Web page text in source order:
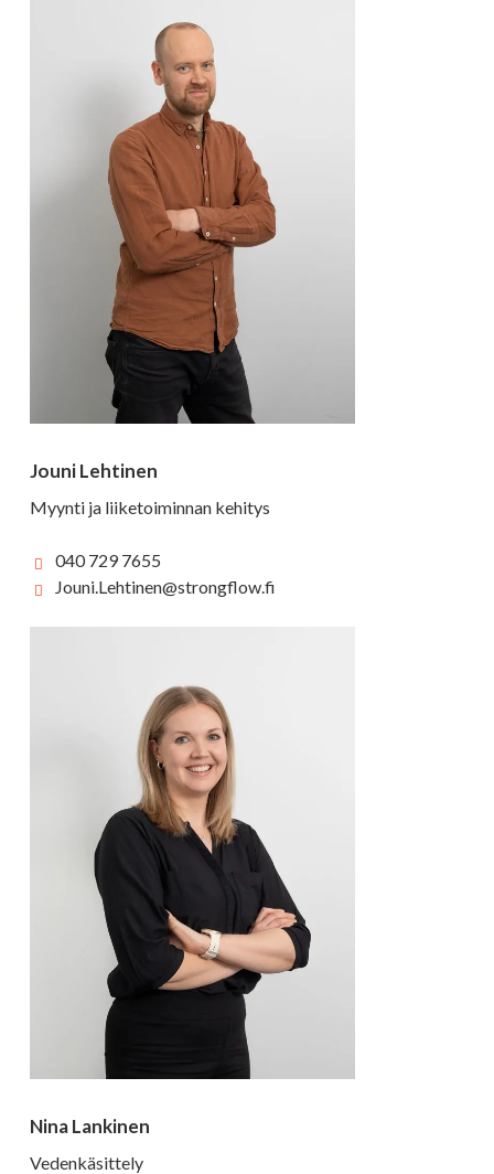
Jouni Lehtinen
Myynti ja liiketoiminnan kehitys
040 729 7655
Jouni.Lehtinen@strongflow.fi
Nina Lankinen
Vedenkäsittely